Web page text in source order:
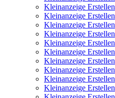
Kleinanzeige Erstellen
Kleinanzeige Erstellen
Kleinanzeige Erstellen
Kleinanzeige Erstellen
Kleinanzeige Erstellen
Kleinanzeige Erstellen
Kleinanzeige Erstellen
Kleinanzeige Erstellen
Kleinanzeige Erstellen
Kleinanzeige Erstellen